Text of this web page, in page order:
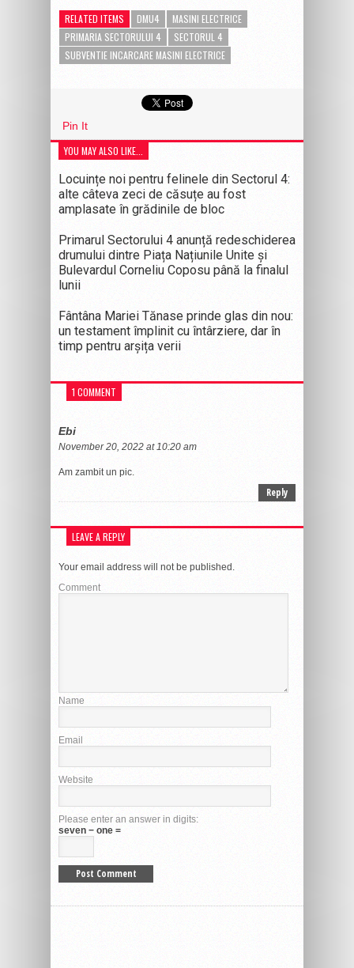
RELATED ITEMS DMU4
MASINI ELECTRICE
PRIMARIA SECTORULUI 4
SECTORUL 4
SUBVENTIE INCARCARE MASINI ELECTRICE
Pin It
YOU MAY ALSO LIKE...
Locuințe noi pentru felinele din Sectorul 4:
alte câteva zeci de căsuțe au fost
amplasate în grădinile de bloc
Primarul Sectorului 4 anunță redeschiderea
drumului dintre Piața Națiunile Unite și
Bulevardul Corneliu Coposu până la finalul
lunii
Fântâna Mariei Tănase prinde glas din nou:
un testament împlinit cu întârziere, dar în
timp pentru arșița verii
1 COMMENT
Ebi
November 20, 2022 at 10:20 am
Am zambit un pic.
Reply
LEAVE A REPLY
Your email address will not be published.
Comment
Name
Email
Website
Please enter an answer in digits:
seven − one =